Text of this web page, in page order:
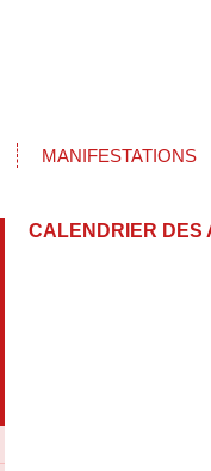
MANIFESTATIONS
CALENDRIER DES